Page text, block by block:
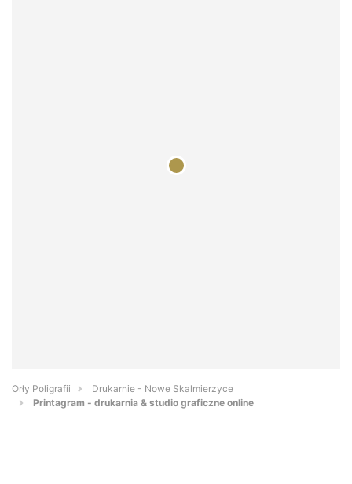
Orły Poligrafii
Drukarnie - Nowe Skalmierzyce
Printagram - drukarnia & studio graficzne online